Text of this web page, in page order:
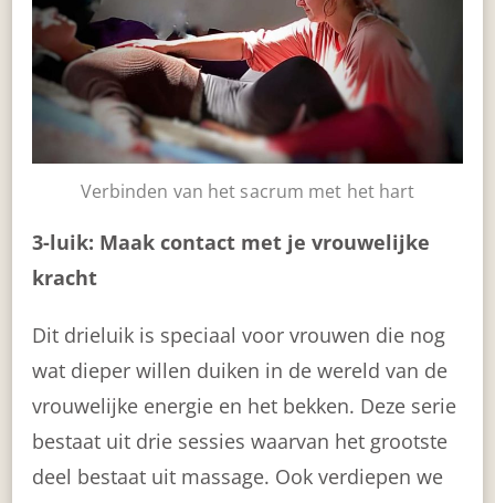
Verbinden van het sacrum met het hart
3-luik: Maak contact met je vrouwelijke
kracht
Dit drieluik is speciaal voor vrouwen die nog
wat dieper willen duiken in de wereld van de
vrouwelijke energie en het bekken. Deze serie
bestaat uit drie sessies waarvan het grootste
deel bestaat uit massage. Ook verdiepen we